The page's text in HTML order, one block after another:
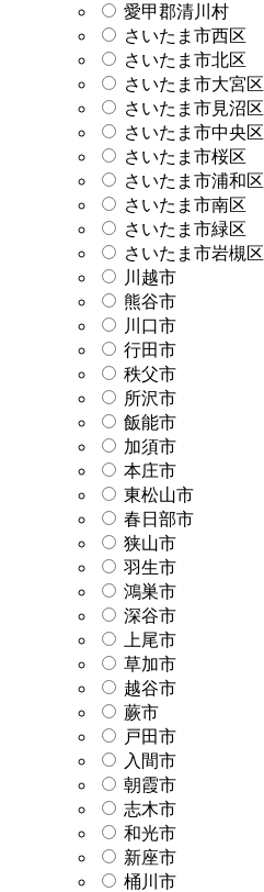
愛甲郡清川村
さいたま市西区
さいたま市北区
さいたま市大宮区
さいたま市見沼区
さいたま市中央区
さいたま市桜区
さいたま市浦和区
さいたま市南区
さいたま市緑区
さいたま市岩槻区
川越市
熊谷市
川口市
行田市
秩父市
所沢市
飯能市
加須市
本庄市
東松山市
春日部市
狭山市
羽生市
鴻巣市
深谷市
上尾市
草加市
越谷市
蕨市
戸田市
入間市
朝霞市
志木市
和光市
新座市
桶川市